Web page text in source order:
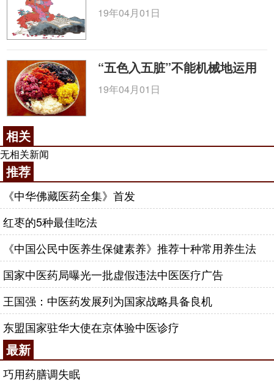
19年04月01日
“五色入五脏”不能机械地运用
19年04月01日
相关
无相关新闻
推荐
《中华佛藏医药全集》首发
红枣的5种最佳吃法
《中国公民中医养生保健素养》推荐十种常用养生法
国家中医药局曝光一批虚假违法中医医疗广告
王国强：中医药发展列为国家战略具备良机
东盟国家驻华大使在京体验中医诊疗
最新
巧用药膳调失眠